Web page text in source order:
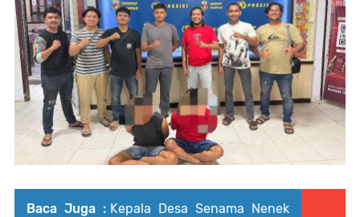
Baca Juga : Kepala Desa Senama Nenek